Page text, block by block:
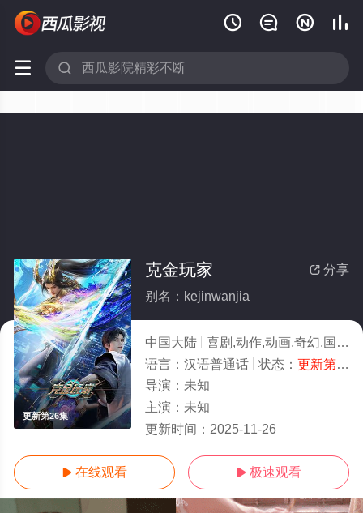
   
 
更新第26集
 分享
克金玩家
别名：kejinwanjia
中国大陆
喜剧,动作,动画,奇幻,国产动漫
语言： 汉语普通话 状态： 更新第26集
导演： 未知
主演： 未知
更新时间： 2025-11-26
 在线观看  极速观看